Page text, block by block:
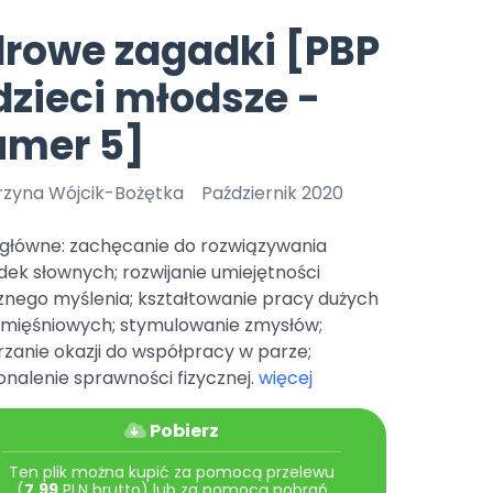
Archiwalne numery
Pomoc
Nowości
Zapowiedzi
Polecamy
Promocje
czerwca 2024 r. uzyskała
Online.
Bliżej Pieska
Pomoc zwierzętom
Książka (dla) Przedszkolaka
Promowanie czytelnictwa
TikTok
Zobacz nas na TikToku
YouTube
zagadki [PBP
młodsze -
5]
Wójcik-Bożętka Październik 2020
zachęcanie do rozwiązywania
słownych; rozwijanie umiejętności
myślenia; kształtowanie pracy dużych
stymulowanie zmysłów;
okazji do współpracy w parze;
sprawności fizycznej. więcej
Pobierz
Ten plik można kupić za pomocą przelewu